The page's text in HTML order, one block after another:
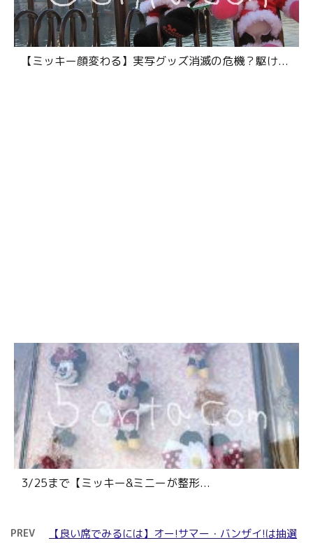
【ミッキー顔変わる】実写グッズ消滅の危機？駆け...
3/25まで【ミッキー&ミニーが整形...
PREV
【良い席でみるには】オー!サマー・バンザイ!は抽選